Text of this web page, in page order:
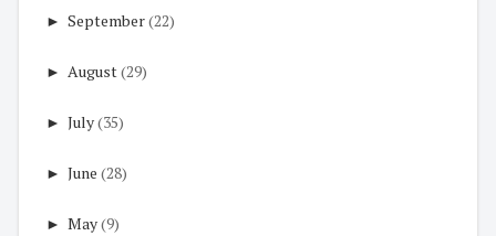
► September(22)
► August(29)
► July(35)
► June (28)
► May(9)